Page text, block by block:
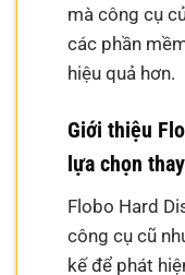
mà công cụ
các phần
hiệu quả hơn.
Giới thiệu
lựa chọn
Flobo Hard
công cụ cũ
kế để phát